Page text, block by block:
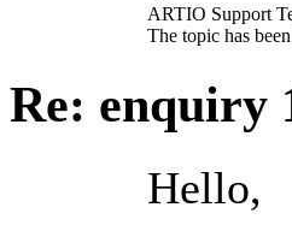
ARTIO Support
The topic has
Re: enquiry
Hello,